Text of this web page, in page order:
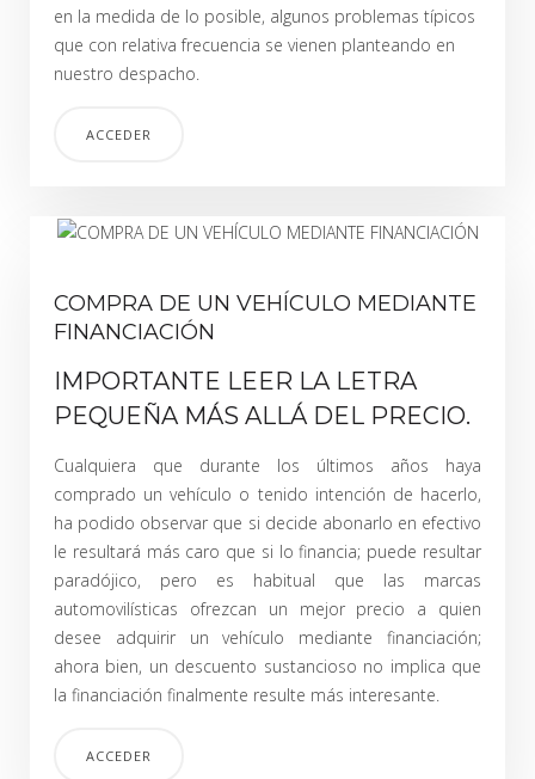
en la medida de lo posible, algunos problemas típicos
que con relativa frecuencia se vienen planteando en
nuestro despacho.
ACCEDER
COMPRA DE UN VEHÍCULO MEDIANTE
FINANCIACIÓN
IMPORTANTE LEER LA LETRA
PEQUEÑA MÁS ALLÁ DEL PRECIO.
Cualquiera que durante los últimos años haya
comprado un vehículo o tenido intención de hacerlo,
ha podido observar que si decide abonarlo en efectivo
le resultará más caro que si lo financia; puede resultar
paradójico, pero es habitual que las marcas
automovilísticas ofrezcan un mejor precio a quien
desee adquirir un vehículo mediante financiación;
ahora bien, un descuento sustancioso no implica que
la financiación finalmente resulte más interesante.
ACCEDER